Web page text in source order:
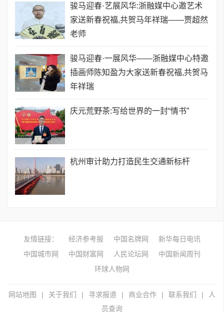
骏马迎春·艺展风华:浙融媒中心邀艺术
家送新春祝福,共贺马年祥瑞——贾超然
老师
骏马迎春·一展风华——浙融媒中心特邀
插画师陈知盈为大家送新春祝福,共贺马
年祥瑞
庆元荒野茶:写给世界的一封“情书”
​杭州审计助力打造民生交通新标杆
友情链接： 经济参考报 中国名牌网
新华每日电讯
中国城市网
中国财富网 人民论坛网
中国新闻周刊
环球人物网
网站地图 | 关于我们 | 寻求报道 | 商业合作 | 联系我们 |
人
员查询